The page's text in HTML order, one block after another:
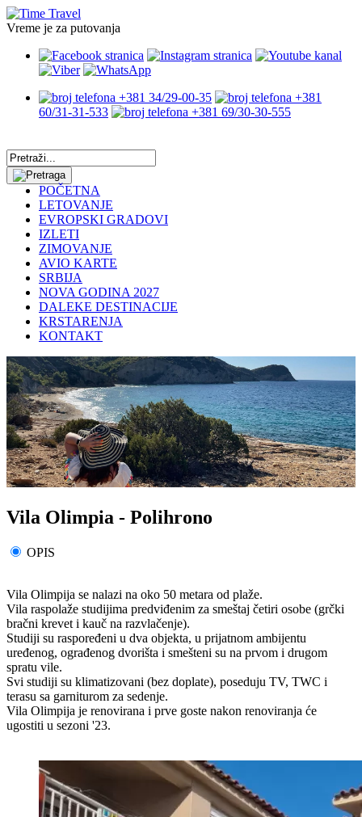
Vreme je za putovanja
+381 34/29-00-35
+381
60/31-31-533
+381 69/30-30-555
POČETNA
LETOVANJE
EVROPSKI GRADOVI
IZLETI
ZIMOVANJE
AVIO KARTE
SRBIJA
NOVA GODINA 2027
DALEKE DESTINACIJE
KRSTARENJA
KONTAKT
Vila Olimpia - Polihrono
OPIS
Vila Olimpija se nalazi na oko 50 metara od plaže.
Vila raspolaže studijima predviđenim za smeštaj četiri osobe (grčki
bračni krevet i kauč na razvlačenje).
Studiji su raspoređeni u dva objekta, u prijatnom ambijentu
uređenog, ograđenog dvorišta i smešteni su na prvom i drugom
spratu vile.
Svi studiji su klimatizovani (bez doplate), poseduju TV, TWC i
terasu sa garniturom za sedenje.
Vila Olimpija je renovirana i prve goste nakon renoviranja će
ugostiti u sezoni '23.